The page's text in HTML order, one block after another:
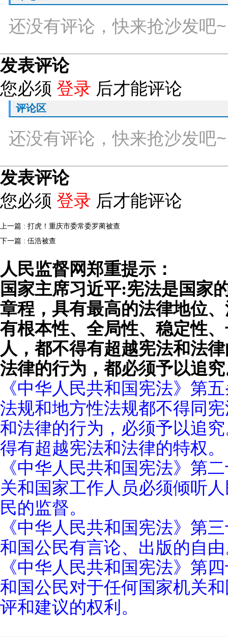
还没有评论，快来抢沙发吧~
发表评论
您必须 登录 后才能评论
评论区
还没有评论，快来抢沙发吧~
发表评论
您必须 登录 后才能评论
上一篇 : 打虎！重庆市委常委罗蔺被查
下一篇 : 伍浩被查
人民监督网郑重提示：
国家主席习近平:宪法是国家
章程，具有最高的法律地位
有根本性、全局性、稳定性
人，都不得有超越宪法和法
法律的行为，都必须予以追
《中华人民共和国宪法》第
法规和地方性法规都不得同
和法律的行为，必须予以追
得有超越宪法和法律的特权。
《中华人民共和国宪法》第
关和国家工作人员必须倾听
民的监督。
《中华人民共和国宪法》第
和国公民有言论、出版的自
《中华人民共和国宪法》第
和国公民对于任何国家机关
评和建议的权利。